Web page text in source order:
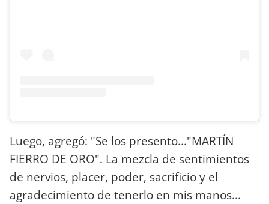
Luego, agregó: "Se los presento..."MARTÍN
FIERRO DE ORO". La mezcla de sentimientos
de nervios, placer, poder, sacrificio y el
agradecimiento de tenerlo en mis manos...